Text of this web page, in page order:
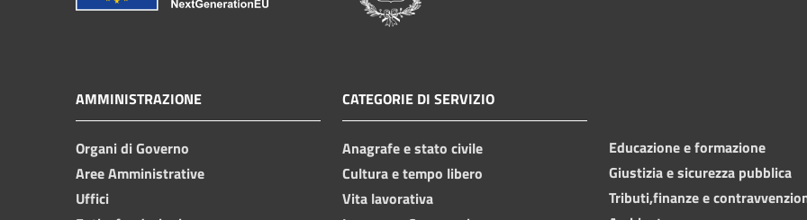
AMMINISTRAZIONE
Organi di Governo
Aree Amministrative
Uffici
CATEGORIE DI SERVIZIO
Anagrafe e stato civile
Cultura e tempo libero
Vita lavorativa
Educazione e formazione
Giustizia e sicurezza pubblica
Tributi,finanze e